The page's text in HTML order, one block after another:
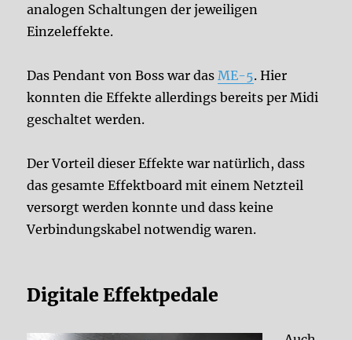
analogen Schaltungen der jeweiligen
Einzeleffekte.
Das Pendant von Boss war das ME-5. Hier
konnten die Effekte allerdings bereits per Midi
geschaltet werden.
Der Vorteil dieser Effekte war natürlich, dass
das gesamte Effektboard mit einem Netzteil
versorgt werden konnte und dass keine
Verbindungskabel notwendig waren.
Digitale Effektpedale